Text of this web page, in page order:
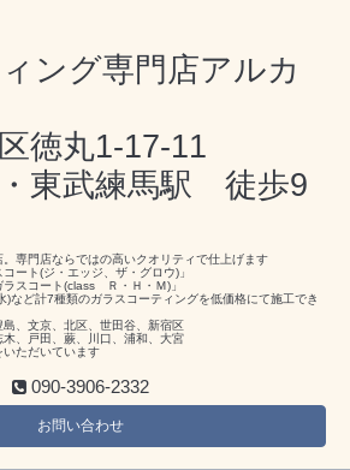
ング専門店アルカ
徳丸1-17-11
東武練馬駅 徒歩9
専門店ならではの高いクオリティで仕上げます
ート(ジ・エッジ、ザ・グロウ)」
スコート(class Ｒ・Ｈ・Ｍ)」
)など計7種類のガラスコーティングを低価格にて施工でき
、文京、北区、世田谷、新宿区
、戸田、蕨、川口、浦和、大宮
いただいています
090-3906-2332
お問い合わせ